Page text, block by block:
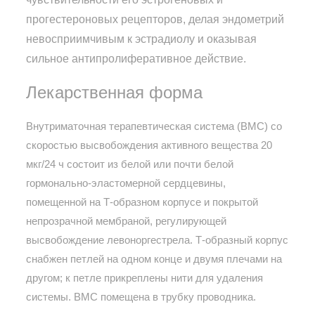
прогестероновых рецепторов, делая эндометрий
невосприимчивым к эстрадиолу и оказывая
сильное антипролиферативное действие.
Лекарственная форма
Внутриматочная терапевтическая система (ВМС) со
скоростью высвобождения активного вещества 20
мкг/24 ч состоит из белой или почти белой
гормонально-эластомерной сердцевины,
помещенной на Т-образном корпусе и покрытой
непрозрачной мембраной, регулирующей
высвобождение левоноргестрела. Т-образный корпус
снабжен петлей на одном конце и двумя плечами на
другом; к петле прикреплены нити для удаления
системы. ВМС помещена в трубку проводника.